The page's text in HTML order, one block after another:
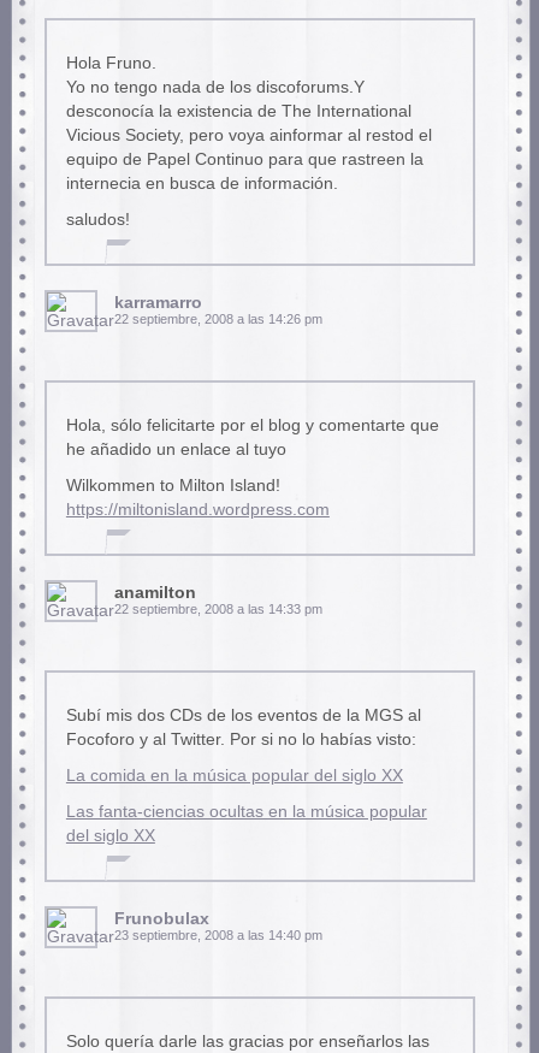
Hola Fruno.
Yo no tengo nada de los discoforums.Y
desconocía la existencia de The International
Vicious Society, pero voya ainformar al restod el
equipo de Papel Continuo para que rastreen la
internecia en busca de información.
saludos!
karramarro
22 septiembre, 2008 a las 14:26 pm
Hola, sólo felicitarte por el blog y comentarte que
he añadido un enlace al tuyo
Wilkommen to Milton Island!
https://miltonisland.wordpress.com
anamilton
22 septiembre, 2008 a las 14:33 pm
Subí mis dos CDs de los eventos de la MGS al
Focoforo y al Twitter. Por si no lo habías visto:
La comida en la música popular del siglo XX
Las fanta-ciencias ocultas en la música popular
del siglo XX
Frunobulax
23 septiembre, 2008 a las 14:40 pm
Solo quería darle las gracias por enseñarlos las